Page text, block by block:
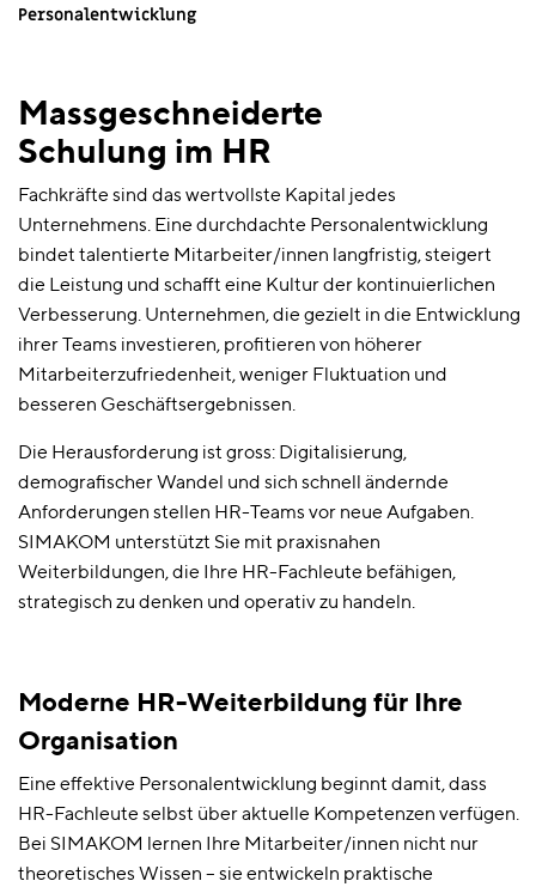
Personalentwicklung
Massgeschneiderte
Schulung im HR
Fachkräfte sind das wertvollste Kapital jedes
Unternehmens. Eine durchdachte Personalentwicklung
bindet talentierte Mitarbeiter/innen langfristig, steigert
die Leistung und schafft eine Kultur der kontinuierlichen
Verbesserung. Unternehmen, die gezielt in die Entwicklung
ihrer Teams investieren, profitieren von höherer
Mitarbeiterzufriedenheit, weniger Fluktuation und
besseren Geschäftsergebnissen.
Die Herausforderung ist gross: Digitalisierung,
demografischer Wandel und sich schnell ändernde
Anforderungen stellen HR-Teams vor neue Aufgaben.
SIMAKOM unterstützt Sie mit praxisnahen
Weiterbildungen, die Ihre HR-Fachleute befähigen,
strategisch zu denken und operativ zu handeln.
Moderne HR-Weiterbildung für Ihre
Organisation
Eine effektive Personalentwicklung beginnt damit, dass
HR-Fachleute selbst über aktuelle Kompetenzen verfügen.
Bei SIMAKOM lernen Ihre Mitarbeiter/innen nicht nur
theoretisches Wissen – sie entwickeln praktische